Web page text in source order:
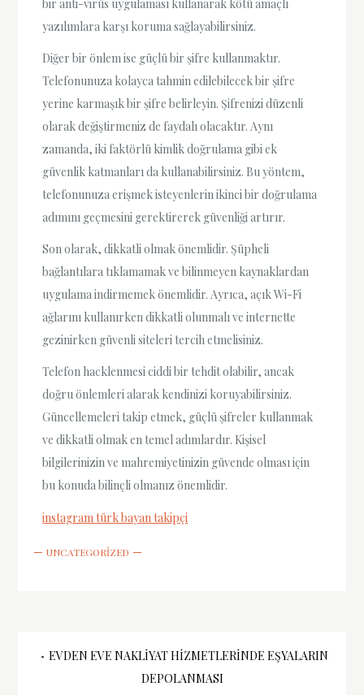
bir anti-virüs uygulaması kullanarak kötü amaçlı
yazılımlara karşı koruma sağlayabilirsiniz.
Diğer bir önlem ise güçlü bir şifre kullanmaktır.
Telefonunuza kolayca tahmin edilebilecek bir şifre
yerine karmaşık bir şifre belirleyin. Şifrenizi düzenli
olarak değiştirmeniz de faydalı olacaktır. Aynı
zamanda, iki faktörlü kimlik doğrulama gibi ek
güvenlik katmanları da kullanabilirsiniz. Bu yöntem,
telefonunuza erişmek isteyenlerin ikinci bir doğrulama
adımını geçmesini gerektirerek güvenliği artırır.
Son olarak, dikkatli olmak önemlidir. Şüpheli
bağlantılara tıklamamak ve bilinmeyen kaynaklardan
uygulama indirmemek önemlidir. Ayrıca, açık Wi-Fi
ağlarını kullanırken dikkatli olunmalı ve internette
gezinirken güvenli siteleri tercih etmelisiniz.
Telefon hacklenmesi ciddi bir tehdit olabilir, ancak
doğru önlemleri alarak kendinizi koruyabilirsiniz.
Güncellemeleri takip etmek, güçlü şifreler kullanmak
ve dikkatli olmak en temel adımlardır. Kişisel
bilgilerinizin ve mahremiyetinizin güvende olması için
bu konuda bilinçli olmanız önemlidir.
instagram türk bayan takipçi
UNCATEGORIZED
Yazı
EVDEN EVE NAKLIYAT HIZMETLERINDE EŞYALARIN
DEPOLANMASI